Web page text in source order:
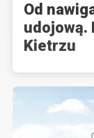
Od
udojową.
Kietrzu